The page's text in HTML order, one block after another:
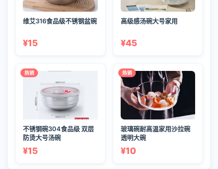
维艾316食品级不锈钢盆碗
¥15
高级感汤碗大号家用
¥45
热销
不锈钢碗304食品级 双层
防烫大号汤碗
¥15
热销
玻璃碗耐高温家用沙拉碗
透明大碗
¥10